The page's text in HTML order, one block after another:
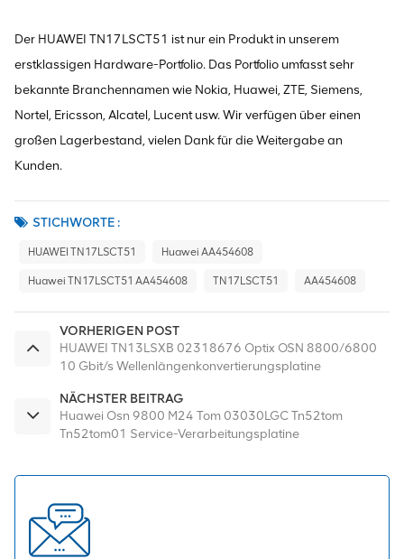
Der HUAWEI TN17LSCT51 ist nur ein Produkt in unserem
erstklassigen Hardware-Portfolio. Das Portfolio umfasst sehr
bekannte Branchennamen wie Nokia, Huawei, ZTE, Siemens,
Nortel, Ericsson, Alcatel, Lucent usw. Wir verfügen über einen
großen Lagerbestand, vielen Dank für die Weitergabe an
Kunden.
STICHWORTE :
HUAWEI TN17LSCT51 Huawei AA454608
Huawei TN17LSCT51 AA454608 TN17LSCT51 AA454608
VORHERIGEN POST
HUAWEI TN13LSXB 02318676 Optix OSN 8800/6800
10 Gbit/s Wellenlängenkonvertierungsplatine
NÄCHSTER BEITRAG
Huawei Osn 9800 M24 Tom 03030LGC Tn52tom
Tn52tom01 Service-Verarbeitungsplatine